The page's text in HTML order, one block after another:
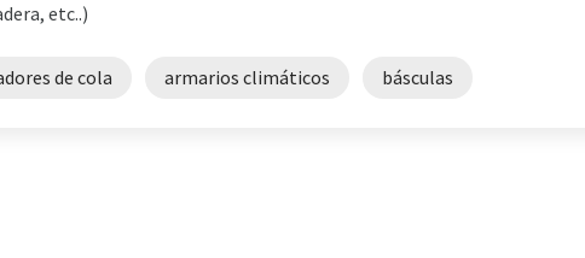
etc..)
de cola armarios climáticos básculas